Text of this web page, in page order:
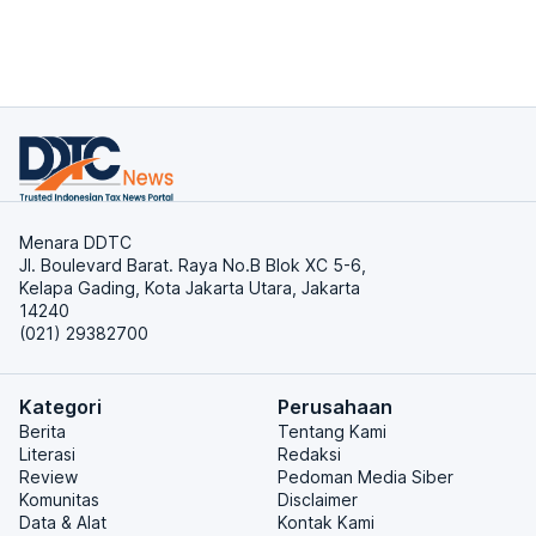
Menara DDTC
Jl. Boulevard Barat. Raya No.B Blok XC 5-6,
Kelapa Gading, Kota Jakarta Utara, Jakarta
14240
(021) 29382700
Kategori
Berita
Literasi
Review
Komunitas
Data & Alat
Perusahaan
Tentang Kami
Redaksi
Pedoman Media Siber
Disclaimer
Kontak Kami